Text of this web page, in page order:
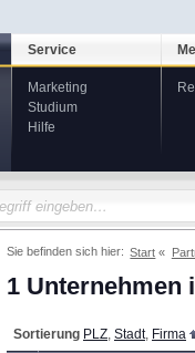
Service
Marketing
Studium
Hilfe
Sie befinden sich hier: Start
1 Unternehmen
Sortierung PLZ Stadt, Firma